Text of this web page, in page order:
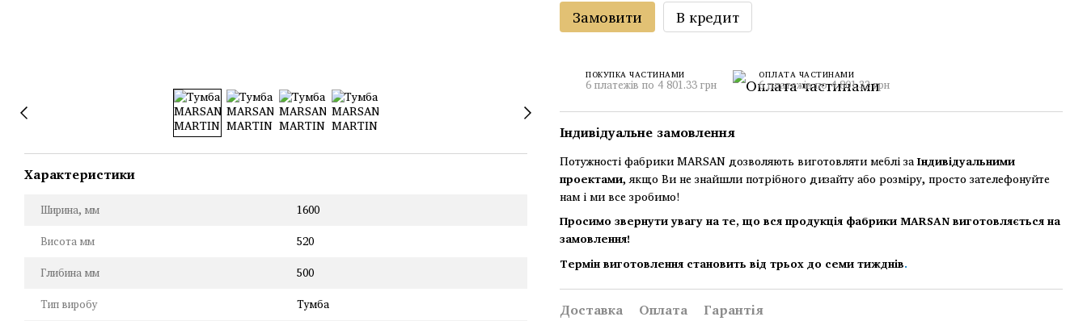
Характеристики
Ширина, мм
1600
Висота мм
520
Глибина мм
500
Тип виробу
Тумба
Замовити В кредит
ПОКУПКА ЧАСТИНАМИ
6 платежів по 4 801.33 грн
ОПЛАТА ЧАСТИНАМИ
6 платежів по 4 801.33 грн
Індивідуальне замовлення
Потужності фабрики MARSAN дозволяють виготовляти меблі заІндивідуальними
проектами, якщо Ви не знайшли потрібного дизайту або розміру, просто зателефонуйте
нам і ми все зробимо!
Просимо звернути увагу на те, що вся продукція фабрики MARSAN виготовляється на
замовлення!
Термін виготовлення становить від трьох до семи тижднів.
Доставка Оплата Гарантія